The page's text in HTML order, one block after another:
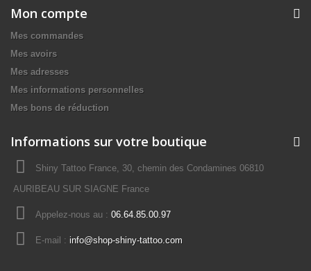
Mon compte
Mes commandes
Mes avoirs
Mes adresses
Mes informations personnelles
Mes bons de réduction
Informations sur votre boutique
Shiny Tattoo France, 30, chemin des Condamines 06810
AURIBEAU SUR SIAGNE France
Appelez-nous au : 06.64.85.00.97
E-mail : info@shop-shiny-tattoo.com